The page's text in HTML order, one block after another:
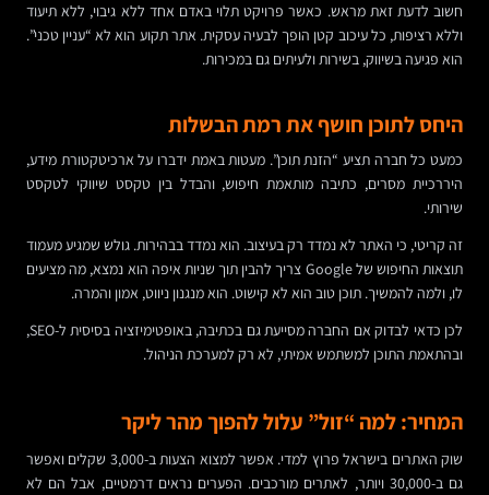
חשוב לדעת זאת מראש. כאשר פרויקט תלוי באדם אחד ללא גיבוי, ללא תיעוד
וללא רציפות, כל עיכוב קטן הופך לבעיה עסקית. אתר תקוע הוא לא “עניין טכני”.
הוא פגיעה בשיווק, בשירות ולעיתים גם במכירות.
היחס לתוכן חושף את רמת הבשלות
כמעט כל חברה תציע “הזנת תוכן”. מעטות באמת ידברו על ארכיטקטורת מידע,
היררכיית מסרים, כתיבה מותאמת חיפוש, והבדל בין טקסט שיווקי לטקסט
שירותי.
זה קריטי, כי האתר לא נמדד רק בעיצוב. הוא נמדד בבהירות. גולש שמגיע מעמוד
תוצאות החיפוש של Google צריך להבין תוך שניות איפה הוא נמצא, מה מציעים
לו, ולמה להמשיך. תוכן טוב הוא לא קישוט. הוא מנגנון ניווט, אמון והמרה.
לכן כדאי לבדוק אם החברה מסייעת גם בכתיבה, באופטימיזציה בסיסית ל-SEO,
ובהתאמת התוכן למשתמש אמיתי, לא רק למערכת הניהול.
המחיר: למה “זול” עלול להפוך מהר ליקר
שוק האתרים בישראל פרוץ למדי. אפשר למצוא הצעות ב-3,000 שקלים ואפשר
גם ב-30,000 ויותר, לאתרים מורכבים. הפערים נראים דרמטיים, אבל הם לא